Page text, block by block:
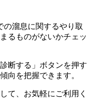
の溜息に関するやり取
るものがないかチェッ
断する」ボタンを押す
向を把握できます。
て、お気軽にご利用く